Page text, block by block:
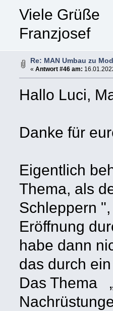
Viele Grüße
Franzjosef
Re: MAN Umbau zu
« Antwort #46 am:
Hallo Luci,
Danke für
Eigentlich
Thema, als
Schleppern
Eröffnung
habe dann
das durch
Das Thema